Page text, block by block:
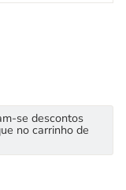
se descontos
no carrinho de